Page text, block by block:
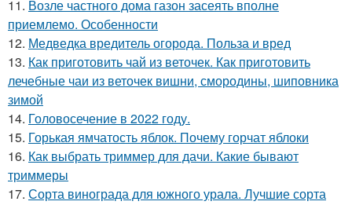
11. Возле частного дома газон засеять вполне
приемлемо. Особенности
12. Медведка вредитель огорода. Польза и вред
13. Как приготовить чай из веточек. Как приготовить
лечебные чаи из веточек вишни, смородины, шиповника
зимой
14. Головосечение в 2022 году.
15. Горькая ямчатость яблок. Почему горчат яблоки
16. Как выбрать триммер для дачи. Какие бывают
триммеры
17. Сорта винограда для южного урала. Лучшие сорта